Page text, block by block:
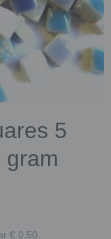
5
gram
€ 0,50